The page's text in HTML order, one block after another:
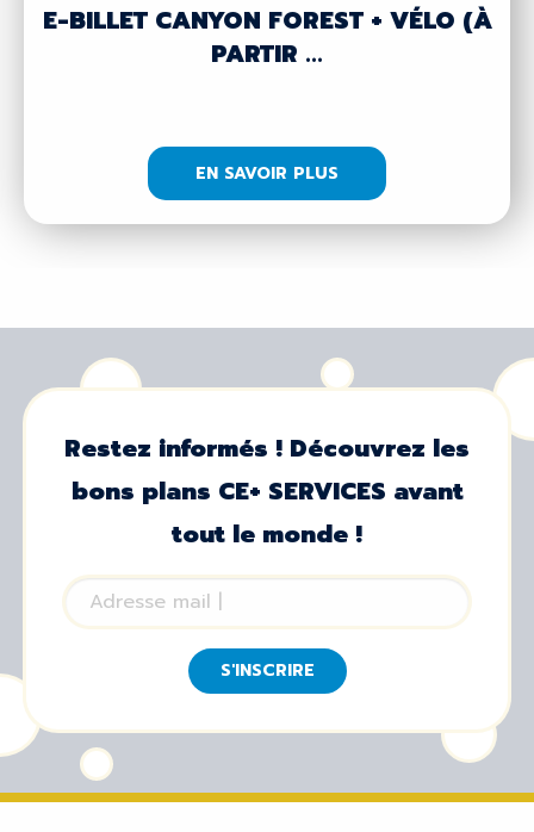
E-BILLET CANYON FOREST + VÉLO (À
PARTIR ...
EN SAVOIR PLUS
Restez informés ! Découvrez les
bons plans CE+ SERVICES avant
tout le monde !
S'INSCRIRE